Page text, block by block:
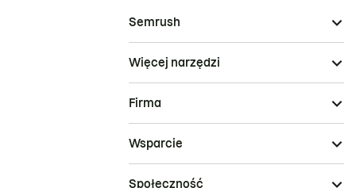
Semrush
Więcej narzędzi
Firma
Wsparcie
Społeczność